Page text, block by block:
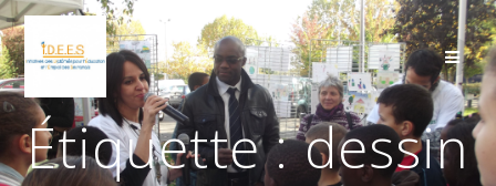
Étiquette :dessin